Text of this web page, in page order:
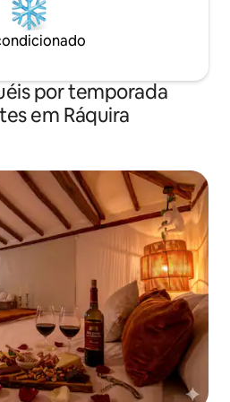
por temporada
em Ráquira